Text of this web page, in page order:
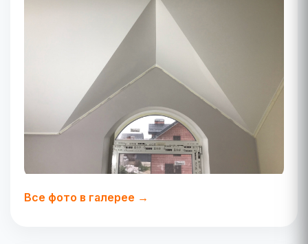
Все фото в галерее →